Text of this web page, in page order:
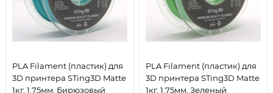
PLA Filament (пластик) для
3D принтера STing3D Matte
1кг, 1.75мм, Бирюзовый
PLA Filament (пластик) для
3D принтера STing3D Matte
1кг, 1.75мм, Зеленый